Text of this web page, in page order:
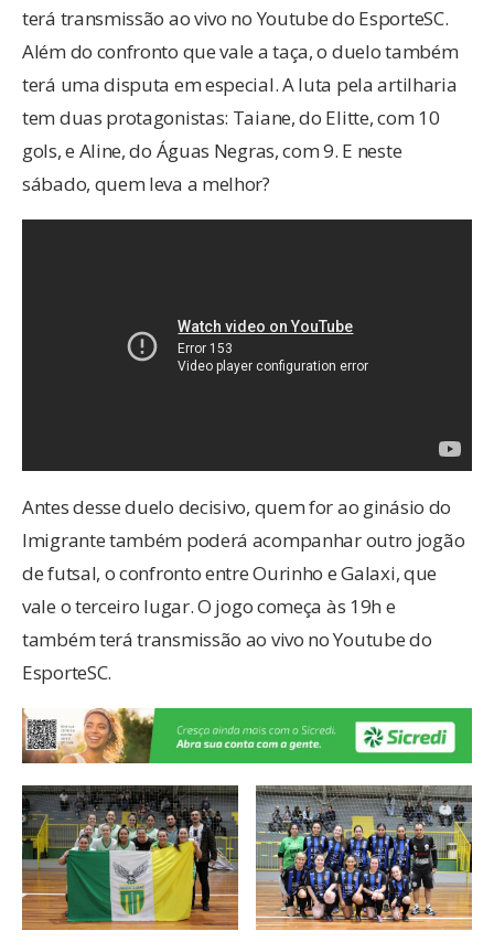
terá transmissão ao vivo no Youtube do EsporteSC.
Além do confronto que vale a taça, o duelo também
terá uma disputa em especial. A luta pela artilharia
tem duas protagonistas: Taiane, do Elitte, com 10
gols, e Aline, do Águas Negras, com 9. E neste
sábado, quem leva a melhor?
Antes desse duelo decisivo, quem for ao ginásio do
Imigrante também poderá acompanhar outro jogão
de futsal, o confronto entre Ourinho e Galaxi, que
vale o terceiro lugar. O jogo começa às 19h e
também terá transmissão ao vivo no Youtube do
EsporteSC.